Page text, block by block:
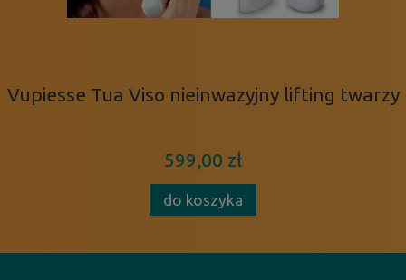
Vupiesse Tua Viso nieinwazyjny lifting twarzy
599,00 zł
do koszyka